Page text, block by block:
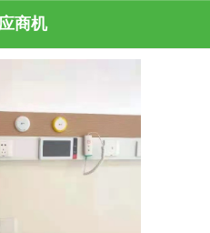
商机